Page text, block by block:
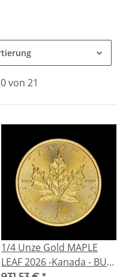
von 21
1/4 Unze Gold MAPLE
LEAF 2026 -Kanada - BU